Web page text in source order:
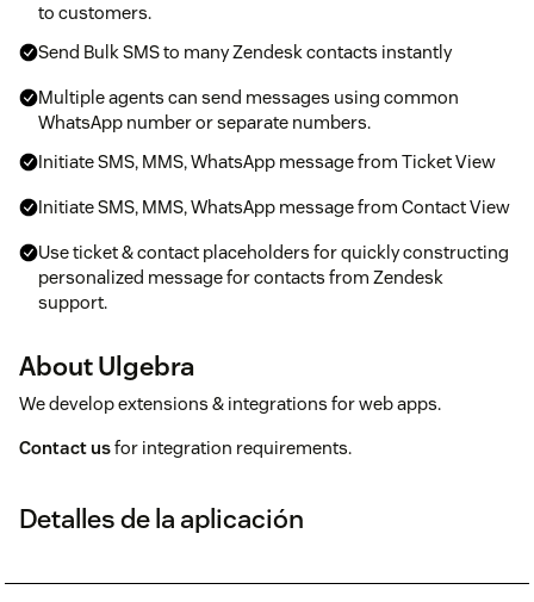
to customers.
Send Bulk SMS to many Zendesk contacts instantly
Multiple agents can send messages using common
WhatsApp number or separate numbers.
Initiate SMS, MMS, WhatsApp message from Ticket View
Initiate SMS, MMS, WhatsApp message from Contact View
Use ticket & contact placeholders for quickly constructing
personalized message for contacts from Zendesk
support.
About Ulgebra
We develop extensions & integrations for web apps.
Contact usfor integration requirements.
Detalles de la aplicación